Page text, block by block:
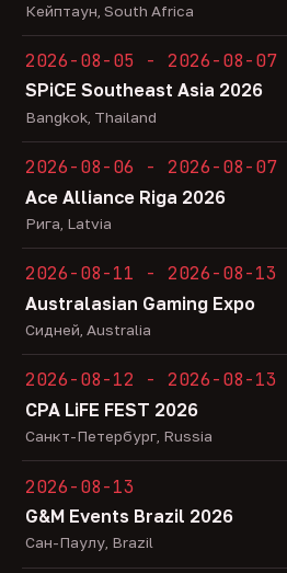
Кейптаун, South Africa
2026-08-05 - 2026-08-07
SPiCE Southeast Asia 2026
Bangkok, Thailand
2026-08-06 - 2026-08-07
Ace Alliance Riga 2026
Рига, Latvia
2026-08-11 - 2026-08-13
Australasian Gaming Expo
Сидней, Australia
2026-08-12 - 2026-08-13
CPA LiFE FEST 2026
Санкт-Петербург, Russia
2026-08-13
G&M Events Brazil 2026
Сан-Паулу, Brazil